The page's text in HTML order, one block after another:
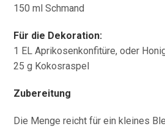
150 ml Schmand
Für die Dekoration:
1 EL Aprikosenkonfitüre, oder
25 g Kokosraspel
Zubereitung
Die Menge reicht für ein kleines